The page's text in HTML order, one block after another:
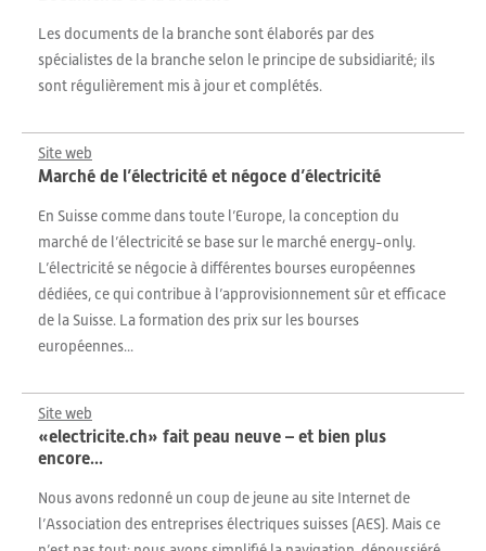
Les documents de la branche sont élaborés par des
spécialistes de la branche selon le principe de subsidiarité; ils
sont régulièrement mis à jour et complétés.
Site web
Marché de l’électricité et négoce d’électricité
En Suisse comme dans toute l’Europe, la conception du
marché de l’électricité se base sur le marché energy-only.
L’électricité se négocie à différentes bourses européennes
dédiées, ce qui contribue à l’approvisionnement sûr et efficace
de la Suisse. La formation des prix sur les bourses
européennes...
Site web
«electricite.ch» fait peau neuve – et bien plus
encore...
Nous avons redonné un coup de jeune au site Internet de
l’Association des entreprises électriques suisses (AES). Mais ce